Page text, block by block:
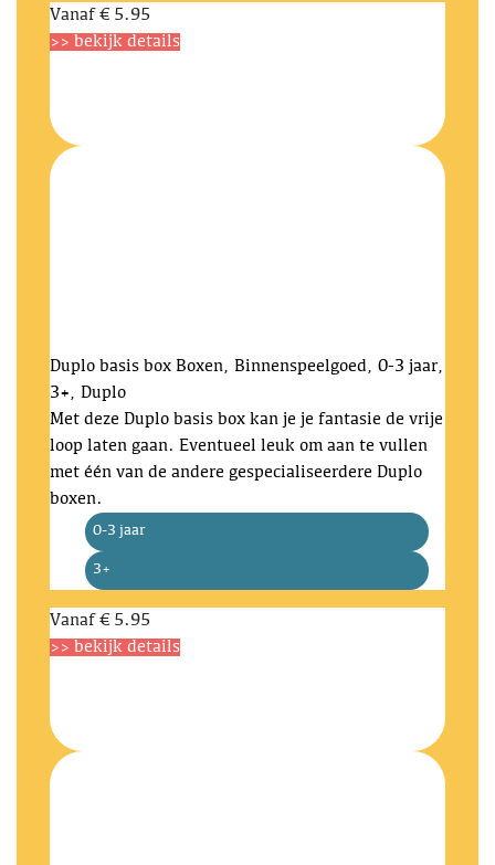
Vanaf € 5.95
>> bekijk details
Duplo basis box Boxen, Binnenspeelgoed, 0-3 jaar,
3+, Duplo
Met deze Duplo basis box kan je je fantasie de vrije
loop laten gaan. Eventueel leuk om aan te vullen
met één van de andere gespecialiseerdere Duplo
boxen.
0-3 jaar
3+
Vanaf € 5.95
>> bekijk details